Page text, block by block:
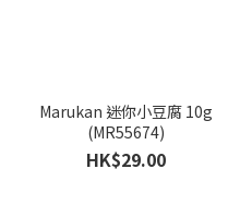
Marukan 迷你小豆腐 10g
(MR55674)
HK$29.00